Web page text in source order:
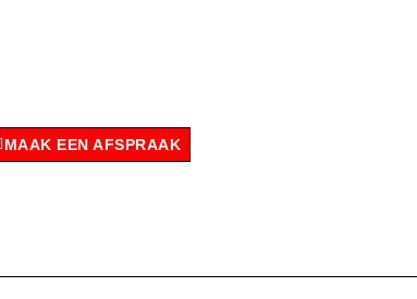
MAAK EEN AFSPRAAK